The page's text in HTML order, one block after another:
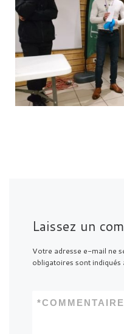
Laissez un
Votre adresse e-mail ne
obligatoires sont indiqués
COMMENTAIRE
*